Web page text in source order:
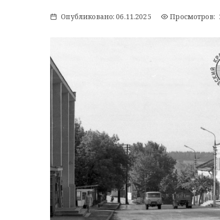
Опубликовано: 06.11.2025 Просмотров: